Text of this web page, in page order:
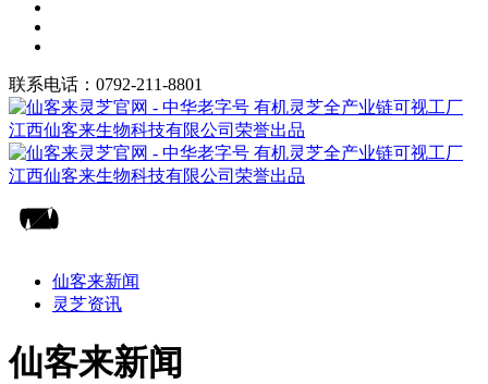
联系电话：0792-211-8801
仙客来新闻
灵芝资讯
仙客来新闻